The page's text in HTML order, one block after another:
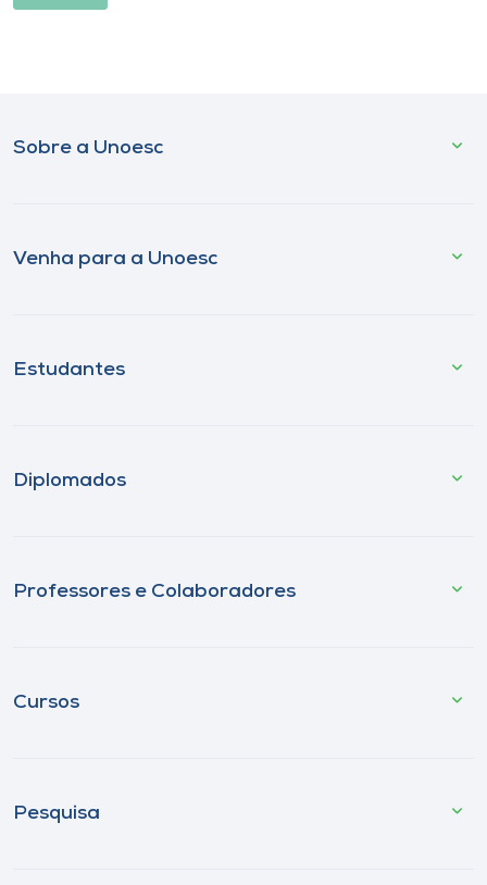
Sobre a Unoesc
Venha para a Unoesc
Estudantes
Diplomados
Professores e Colaboradores
Cursos
Pesquisa